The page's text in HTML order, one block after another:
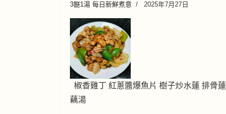
3餸1湯 每日新鮮煮意 2025年7月27日
椒香雞丁 紅蔥醬爆魚片 樹子炒水蓮 排骨蓮
藕湯